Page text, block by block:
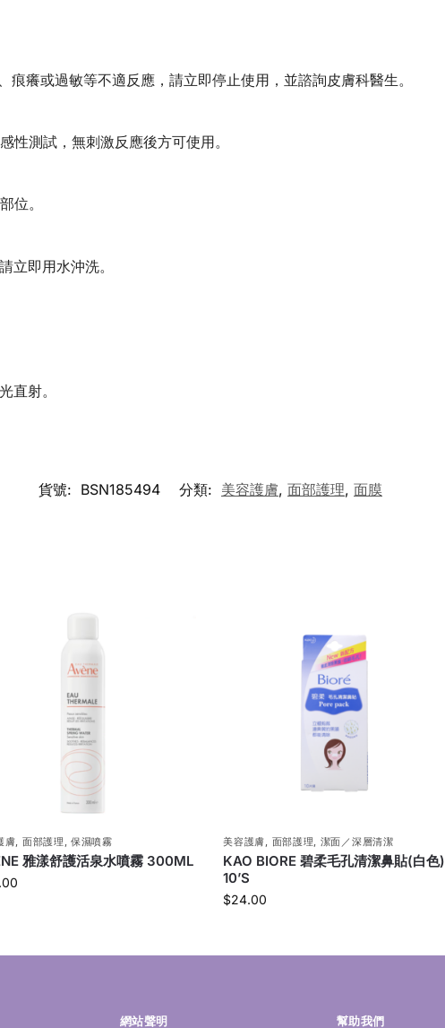
癢或過敏等不適反應，請立即停止使用，並諮詢皮膚科醫生。
性測試，無刺激反應後方可使用。
位。
立即用水沖洗。
直射。
貨號: BSN185494 分類: 美容護膚, 面部護理, 面膜
膚 面部護理 ,保濕噴霧
雅漾舒護活泉水噴霧 300ML
美容護膚 面部護理 潔面／深層清潔
KAO BIORE 碧柔毛孔清潔鼻貼(白色)
10’S
$24.00
網站聲明 幫助我們